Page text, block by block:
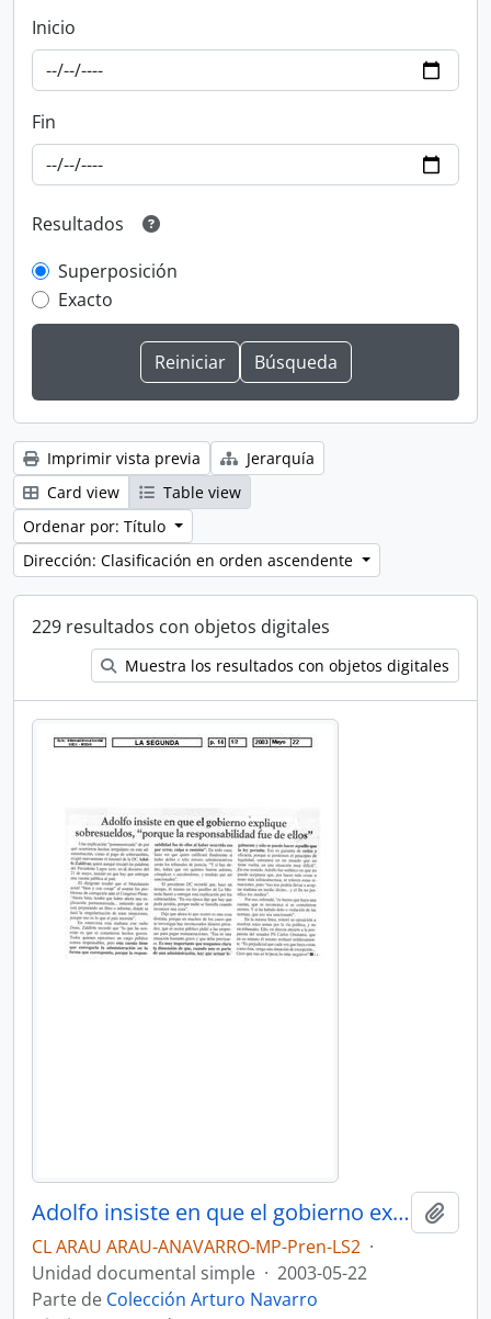
Inicio
Fin
Resultados
Superposición
Exacto
Imprimir vista previa
Jerarquía
Card view
Table view
Ordenar por: Título
Dirección: Clasificación en orden ascendente
229 resultados con objetos digitales
Muestra los resultados con objetos digitales
Adolfo insiste en que el gobierno explique sobresueldos, "porque la responsabilidad fue de ellos". Opinión
CL ARAU ARAU-ANAVARRO-MP-Pren-LS2 ·
Unidad documental simple · 2003-05-22
Parte de Colección Arturo Navarro